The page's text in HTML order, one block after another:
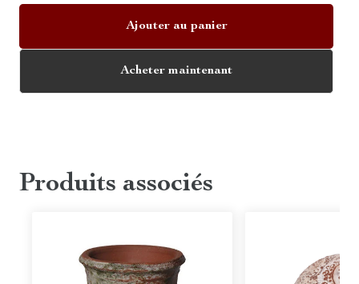
Ajouter au panier
Acheter maintenant
Produits associés